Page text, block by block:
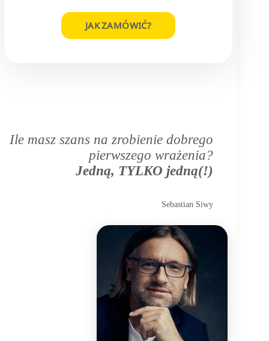
JAK ZAMÓWIĆ?
Ile masz szans na zrobienie dobrego
pierwszego wrażenia?
Jedną, TYLKO jedną(!)
Sebastian Siwy